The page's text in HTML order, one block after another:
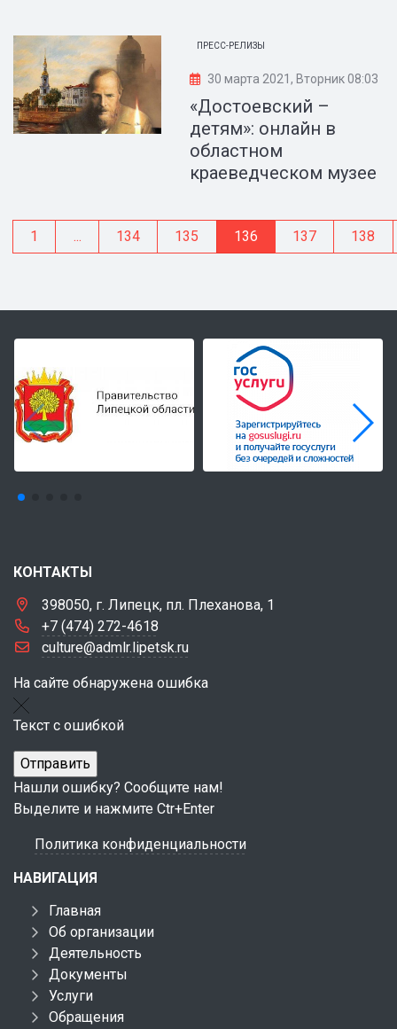
ПРЕСС-РЕЛИЗЫ
30 марта 2021, Вторник 08:03
«Достоевский –
детям»: онлайн в
областном
краеведческом музее
1 ... 134 135 136 137 138
КОНТАКТЫ
398050, г. Липецк, пл. Плеханова, 1
+7 (474) 272-4618
culture@admlr.lipetsk.ru
На сайте обнаружена ошибка
Текст с ошибкой
Нашли ошибку? Сообщите нам!
Выделите и нажмите Ctr+Enter
Политика конфиденциальности
НАВИГАЦИЯ
Главная
Об организации
Деятельность
Документы
Услуги
Обращения